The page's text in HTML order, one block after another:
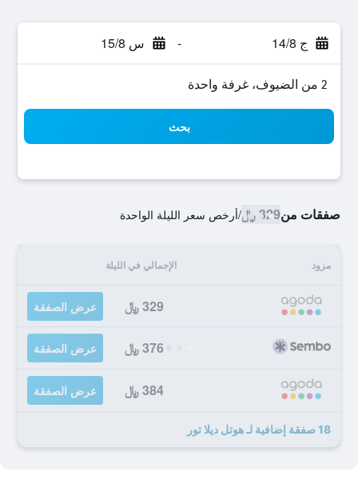
ج 14/8 - س 15/8
2 من الضيوف، غرفة واحدة
بحث
صفقات من329 ﷼ /أرخص سعر الليلة الواحدة
مزود الإجمالي في الليلة
329 ﷼ عرض الصفقة
376 ﷼ عرض الصفقة
384 ﷼ عرض الصفقة
18 صفقة إضافية لـ هوتل ديلا تور